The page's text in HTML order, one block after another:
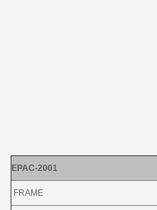
EPAC-2001
FRAME